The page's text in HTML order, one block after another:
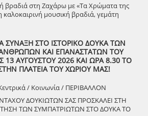
βραδιά στη Ζαχάρω με «Τα Χρώματα της
μουσική βραδιά, γεμάτη
καλή διάθεση, διοργανώνει ο Δήμος
Καλοκαιρινού Πολιτιστικού
10 Αυγούστου, στις 21:30, το προαύλιο
θα γεμίσει μουσική, καθώς η Ορχήστρα «Τα
παρουσιάσει ένα ξεχωριστό μουσικό
που έρχεται να ενώσει ανθρώπους
από τη δύναμη της μουσικής και να
επισκέπτες μια όμορφη καλοκαιρινή
να επενδύει στον πολιτισμό και να
συνάντηση, ψυχαγωγία και συμμετοχή.
21:30 Προαύλιο Γυμνασίου Ζαχάρως
ΣΥΝΑΞΗ ΣΤΟ ΙΣΤΟΡΙΚΟ ΔΟΥΚΑ ΤΩΝ
ΚΑΙ ΕΠΑΝΑΣΤΑΤΩΝ ΤΟΥ
13 ΑΥΓΟΥΣΤΟΥ 2026 ΚΑΙ ΩΡΑ 8.30 ΤΟ
ΠΛΑΤΕΙΑ ΤΟΥ ΧΩΡΙΟΥ ΜΑΣ!
/ Κοινωνία / ΠΕΡΙΒΑΛΛΟΝ
ΔΟΥΚΙΩΤΩΝ ΣΑΣ ΠΡΟΣΚΑΛΕΙ ΣΤΗ
ΤΩΝ ΣΥΜΠΑΤΡΙΩΤΩΝ ΣΤΟ ΔΟΥΚΑ ΤΟ